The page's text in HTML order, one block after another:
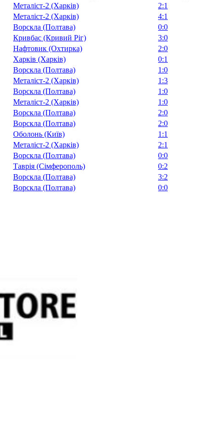
Металіст-2 (Харків) 2:1
Металіст-2 (Харків) 4:1
Ворскла (Полтава) 0:0
Кривбас (Кривий Ріг) 3:0
Нафтовик (Охтирка) 2:0
Харків (Харків) 0:1
Ворскла (Полтава) 1:0
Металіст-2 (Харків) 1:3
Ворскла (Полтава) 1:0
Металіст-2 (Харків) 1:0
Ворскла (Полтава) 2:0
Ворскла (Полтава) 2:0
Оболонь (Київ) 1:1
Металіст-2 (Харків) 2:1
Ворскла (Полтава) 0:0
Таврія (Сімферополь) 0:2
Ворскла (Полтава) 3:2
Ворскла (Полтава) 0:0